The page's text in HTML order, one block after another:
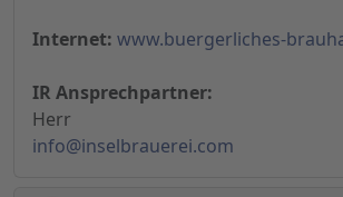
Internet: www.buergerliches-
IR Ansprechpartner:
Herr
info@inselbrauerei.com